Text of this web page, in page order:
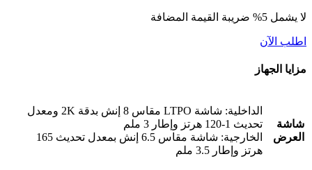
الداخلية: شاشة LTPO مقاس 8 إنش بدقة 2K ومعدل
تحديث 1-120 هرتز وإطار 3 ملم
الخارجية: شاشة مقاس 6.5 إنش بمعدل تحديث 165
هرتز وإطار 3.5 ملم